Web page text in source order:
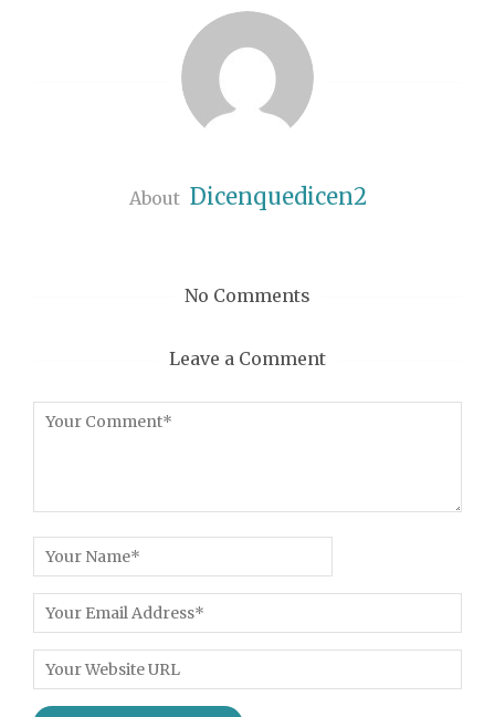
About Dicenquedicen2
No Comments
Leave a Comment